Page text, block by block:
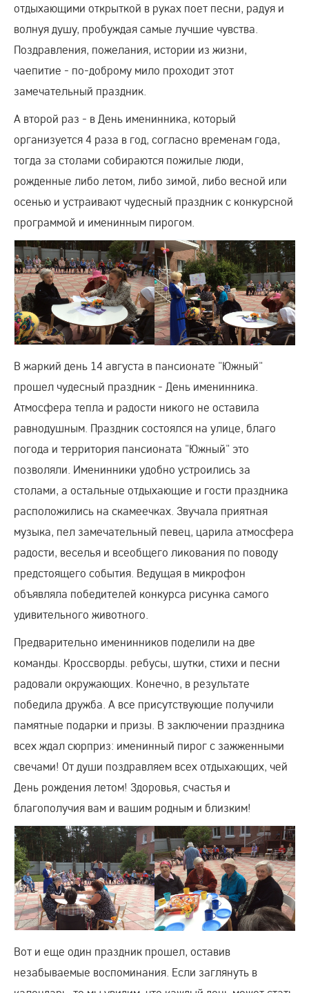
отдыхающими открыткой в руках поет песни, радуя и
волнуя душу, пробуждая самые лучшие чувства.
Поздравления, пожелания, истории из жизни,
чаепитие - по-доброму мило проходит этот
замечательный праздник.
А второй раз - в День именинника, который
организуется 4 раза в год, согласно временам года,
тогда за столами собираются пожилые люди,
рожденные либо летом, либо зимой, либо весной или
осенью и устраивают чудесный праздник с конкурсной
программой и именинным пирогом.
В жаркий день 14 августа в пансионате "Южный"
прошел чудесный праздник - День именинника.
Атмосфера тепла и радости никого не оставила
равнодушным. Праздник состоялся на улице, благо
погода и территория пансионата "Южный" это
позволяли. Именинники удобно устроились за
столами, а остальные отдыхающие и гости праздника
расположились на скамеечках. Звучала приятная
музыка, пел замечательный певец, царила атмосфера
радости, веселья и всеобщего ликования по поводу
предстоящего события. Ведущая в микрофон
объявляла победителей конкурса рисунка самого
удивительного животного.
Предварительно именинников поделили на две
команды. Кроссворды. ребусы, шутки, стихи и песни
радовали окружающих. Конечно, в результате
победила дружба. А все присутствующие получили
памятные подарки и призы. В заключении праздника
всех ждал сюрприз: именинный пирог с зажженными
свечами! От души поздравляем всех отдыхающих, чей
День рождения летом! Здоровья, счастья и
благополучия вам и вашим родным и близким!
Вот и еще один праздник прошел, оставив
незабываемые воспоминания. Если заглянуть в